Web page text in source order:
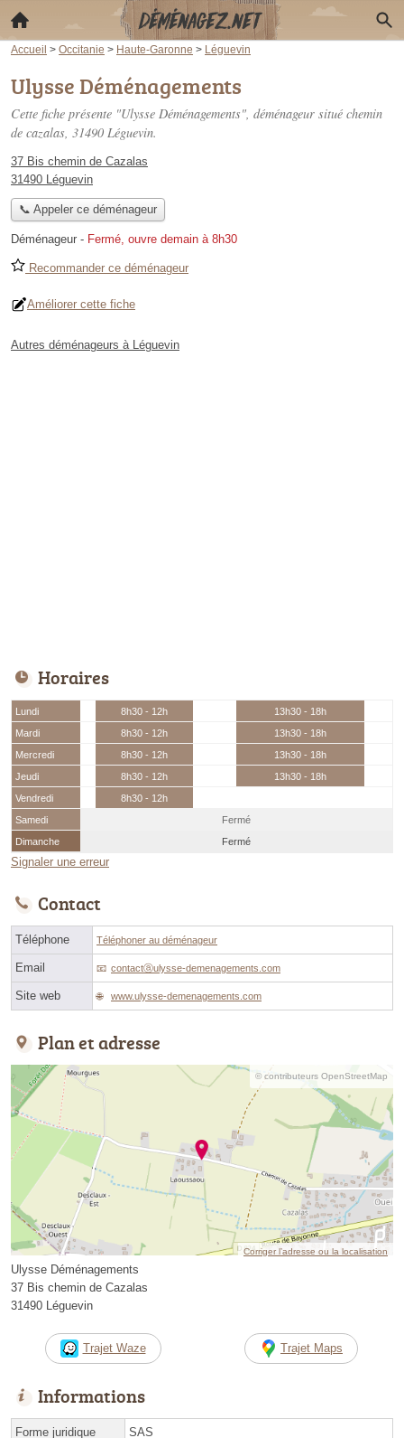
Accueil > Occitanie > Haute-Garonne > Léguevin
Ulysse Déménagements
Cette fiche présente "Ulysse Déménagements", déménageur situé chemin
de cazalas, 31490 Léguevin.
37 Bis chemin de Cazalas
31490 Léguevin
📞 Appeler ce déménageur
Déménageur - Fermé, ouvre demain à 8h30
Recommander ce déménageur
Améliorer cette fiche
Autres déménageurs à Léguevin
Horaires
Lundi 8h30 - 12h
13h30 - 18h
Mardi
8h30 - 12h
13h30 - 18h
Mercredi
8h30 - 12h
13h30 - 18h
Jeudi
8h30 - 12h
13h30 - 18h
Vendredi
8h30 - 12h
Samedi
Fermé
Dimanche
Fermé
Signaler une erreur
Contact
Téléphone Téléphoner au déménageur
Email contactⓐulysse-demenagements.com
Site web www.ulysse-demenagements.com
Plan et adresse
© contributeurs OpenStreetMap
Corriger l’adresse ou la localisation
Ulysse Déménagements
37 Bis chemin de Cazalas
31490 Léguevin
Trajet Waze Trajet Maps
Informations
Forme juridique SAS